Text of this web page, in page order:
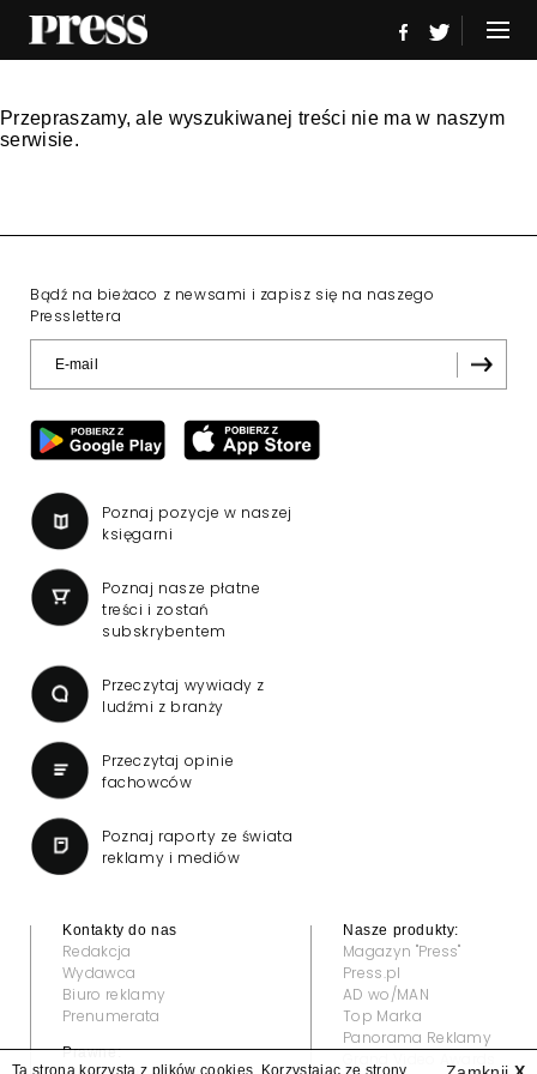
Przepraszamy, ale wyszukiwanej treści nie ma w naszym
serwisie.
Bądź na bieżaco z newsami i zapisz się na naszego
Presslettera
Poznaj pozycje w naszej
księgarni
Poznaj nasze płatne
treści i zostań
subskrybentem
Przeczytaj wywiady z
ludźmi z branży
Przeczytaj opinie
fachowców
Poznaj raporty ze świata
reklamy i mediów
Kontakty do nas
Redakcja
Wydawca
Biuro reklamy
Prenumerata
Prawne:
Nasze produkty:
Magazyn "Press"
Press.pl
AD wo/MAN
Top Marka
Panorama Reklamy
Ta strona korzysta z plików cookies. Korzystając ze strony